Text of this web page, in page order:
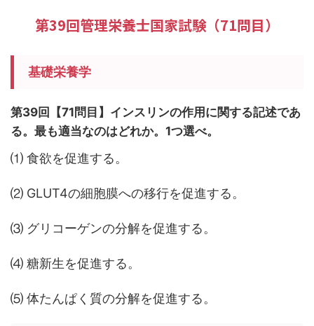
第39回管理栄養士国家試験（71問目）
基礎栄養学
第39回【71問目】 インスリンの作用に関する記述であ
る。最も適当なのはどれか。1つ選べ。
⑴ 食欲を促進する。
⑵ GLUT4の細胞膜への移行を促進する。
⑶ グリコーゲンの分解を促進する。
⑷ 糖新生を促進する。
⑸ 体たんぱく質の分解を促進する。